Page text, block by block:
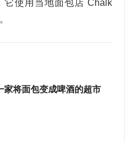
它使用当地面包店 Chalk
家将面包变成啤酒的超市